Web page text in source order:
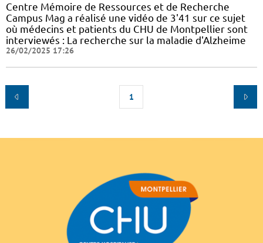
Centre Mémoire de Ressources et de Recherche
Campus Mag a réalisé une vidéo de 3'41 sur ce sujet
où médecins et patients du CHU de Montpellier sont
interviewés : La recherche sur la maladie d'Alzheime
26/02/2025 17:26
1